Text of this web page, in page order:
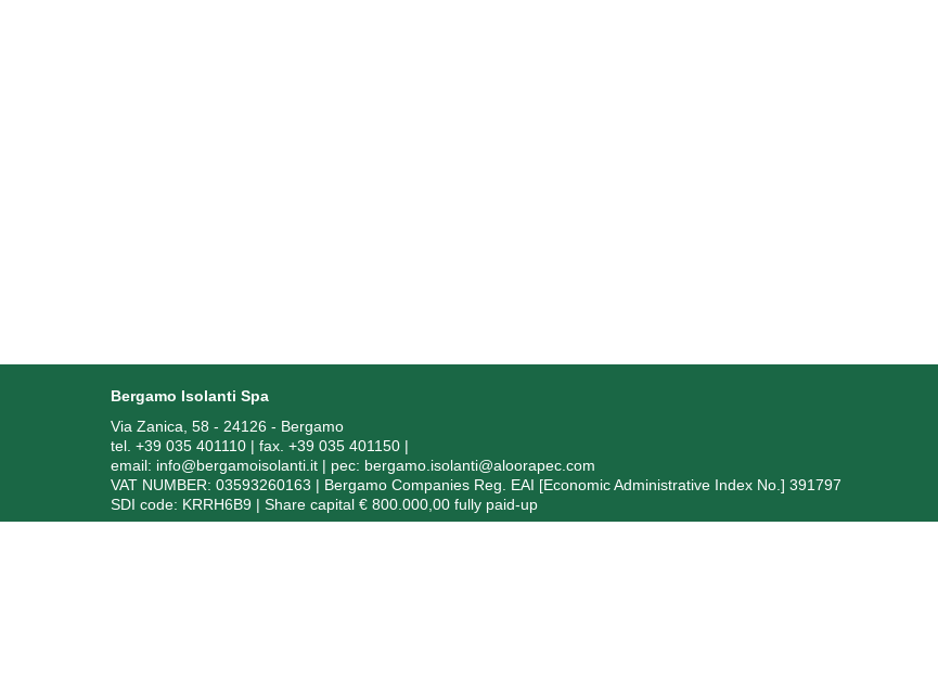
Bergamo Isolanti Spa
Via Zanica, 58 - 24126 - Bergamo
tel. +39 035 401110 | fax. +39 035 401150 |
email: info@bergamoisolanti.it | pec: bergamo.isolanti@aloorapec.com
VAT NUMBER: 03593260163 | Bergamo Companies Reg. EAI [Economic Administrative Index No.] 391797
SDI code: KRRH6B9 | Share capital € 800.000,00 fully paid-up